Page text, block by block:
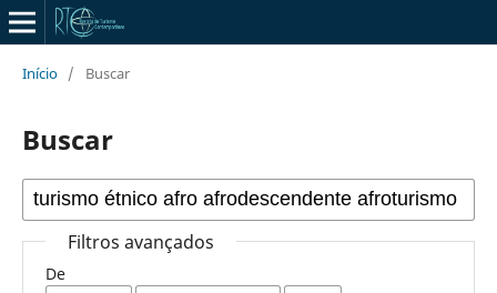
Início / Buscar
Buscar
Filtros avançados
De